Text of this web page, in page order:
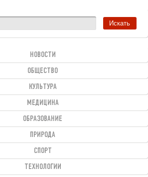
НОВОСТИ
ОБЩЕСТВО
КУЛЬТУРА
МЕДИЦИНА
ОБРАЗОВАНИЕ
ПРИРОДА
СПОРТ
ТЕХНОЛОГИИ